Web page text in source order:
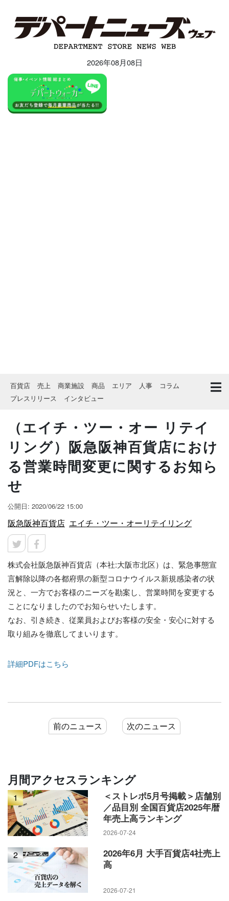
2026年08月08日
百貨店 売上 商業施設 商品 エリア 人事
コラム
プレスリリース
インタビュー
（エイチ・ツー・オー リテイ
リング）阪急阪神百貨店におけ
る営業時間変更に関するお知ら
せ
公開日: 2020/06/22 15:00
阪急阪神百貨店 エイチ・ツー・オーリテイリング
株式会社阪急阪神百貨店（本社:大阪市北区）は、緊急事態宣
言解除以降の各都府県の新型コロナウイルス新規感染者の状
況と、一方でお客様のニーズを勘案し、営業時間を変更する
ことになりましたのでお知らせいたします。
なお、引き続き、従業員およびお客様の安全・安心に対する
取り組みを徹底してまいります。
詳細PDFはこちら
前のニュース 次のニュース
月間アクセスランキング
1
＜ストレポ5月号掲載＞店舗別
／品目別 全国百貨店2025年暦
年売上高ランキング
2026-07-24
2
2026年6月 大手百貨店4社売上
高
2026-07-21